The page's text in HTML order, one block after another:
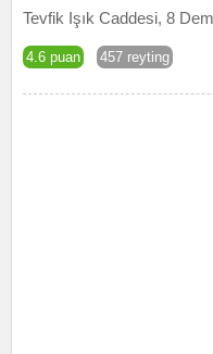
Tevfik Işık Caddesi, 8
4.6 puan 457 reyting